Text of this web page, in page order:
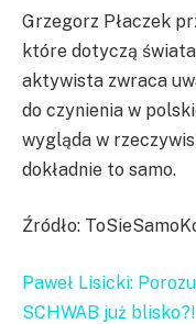
Grzegorz Płaczek
które dotyczą
aktywista zwraca
do czynienia w
wygląda w
dokładnie to samo.
Źródło:
Paweł Lisicki:
SCHWAB już